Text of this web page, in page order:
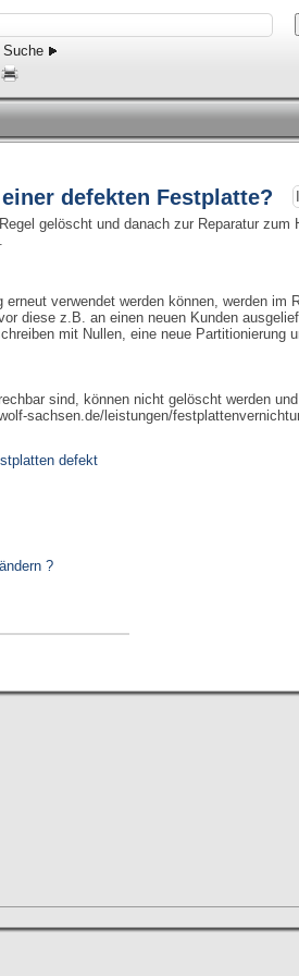
Suche
defekten Festplatte?
gelöscht und danach zur Reparatur zum
verwendet werden können, werden im
diese z.B. an einen neuen Kunden
mit Nullen, eine neue Partitionierung
sind, können nicht gelöscht werden
sachsen.de/leistungen/
defekt
?